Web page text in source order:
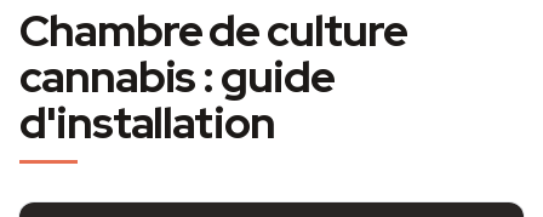
Chambre de culture
cannabis : guide
d'installation